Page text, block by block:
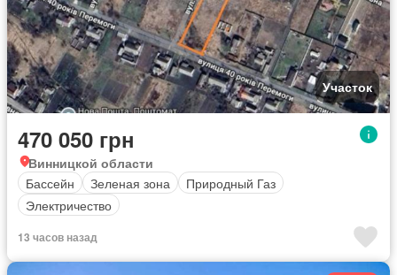
Участок
470 050 грн
Винницкой области
Бассейн
Зеленая зона
Природный Газ
Электричество
13 часов назад